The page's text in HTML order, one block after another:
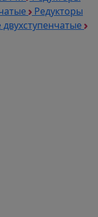
Редукторы